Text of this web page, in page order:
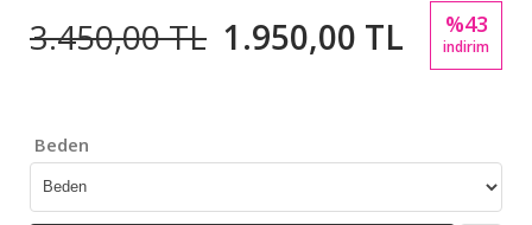
3.450,00 TL 1.950,00 TL %43
indirim
Beden